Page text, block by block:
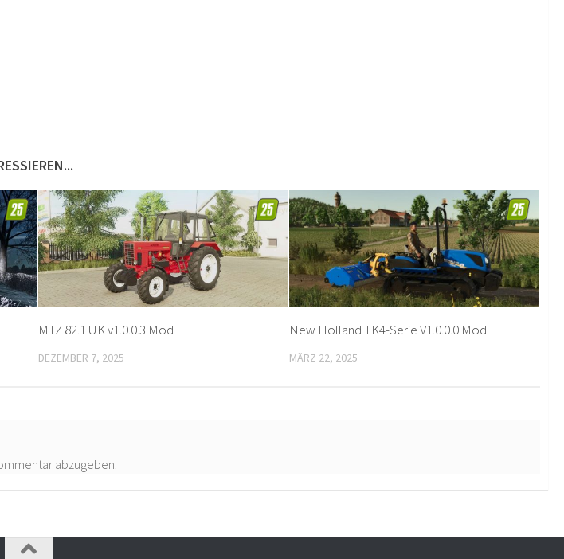
MTZ 82.1 UK v1.0.0.3 Mod
DEZEMBER 7, 2025
New Holland TK4-Serie V1.0.0.0 Mod
MÄRZ 22, 2025
abzugeben.